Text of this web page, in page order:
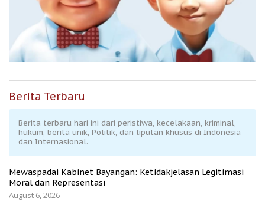
Berita Terbaru
Berita terbaru hari ini dari peristiwa, kecelakaan, kriminal,
hukum, berita unik, Politik, dan liputan khusus di Indonesia
dan Internasional.
Mewaspadai Kabinet Bayangan: Ketidakjelasan Legitimasi
Moral dan Representasi
August 6, 2026